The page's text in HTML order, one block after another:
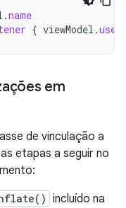
.name
{ viewModel .
em
de vinculação a
etapas a seguir no
incluído na